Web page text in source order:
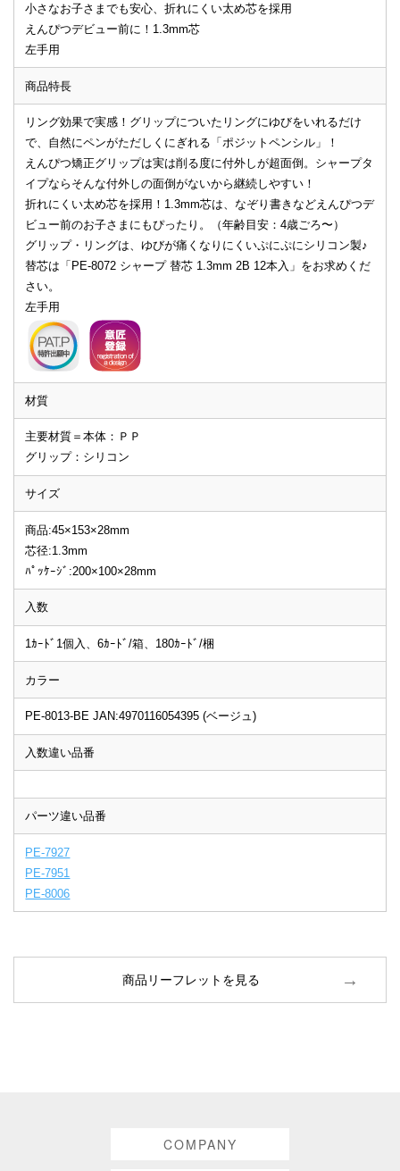
小さなお子さまでも安心、折れにくい太め芯を採用
えんぴつデビュー前に！1.3mm芯
左手用
商品特長
リング効果で実感！グリップについたリングにゆびをいれるだけ
で、自然にペンがただしくにぎれる「ポジットペンシル」！
えんぴつ矯正グリップは実は削る度に付外しが超面倒。シャープタ
イプならそんな付外しの面倒がないから継続しやすい！
折れにくい太め芯を採用！1.3mm芯は、なぞり書きなどえんぴつデ
ビュー前のお子さまにもぴったり。（年齢目安：4歳ごろ〜）
グリップ・リングは、ゆびが痛くなりにくいぷにぷにシリコン製♪
替芯は「PE-8072 シャープ 替芯 1.3mm 2B 12本入」をお求めくだ
さい。
左手用
材質
主要材質＝本体：ＰＰ
グリップ：シリコン
サイズ
商品:45×153×28mm
芯径:1.3mm
ﾊﾟｯｹｰｼﾞ:200×100×28mm
入数
1ｶｰﾄﾞ1個入、6ｶｰﾄﾞ/箱、180ｶｰﾄﾞ/梱
カラー
PE-8013-BE JAN:4970116054395 (ベージュ)
入数違い品番
パーツ違い品番
PE-7927
PE-7951
PE-8006
商品リーフレットを見る
COMPANY